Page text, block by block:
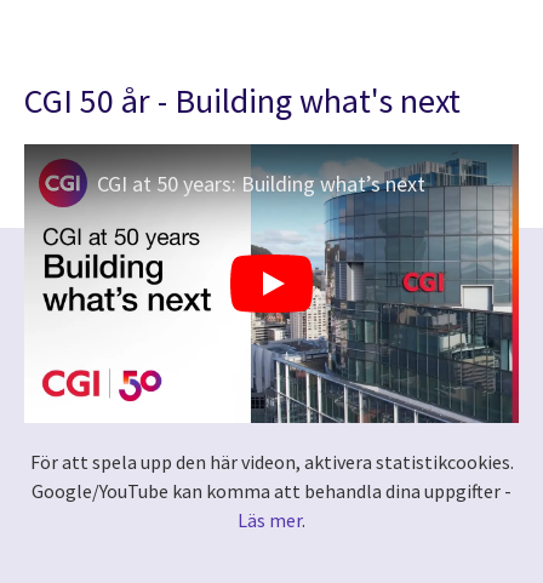
CGI 50 år - Building what's next
CGI at 50 years: Building what’s next
För att spela upp den här videon, aktivera statistikcookies.
Google/YouTube kan komma att behandla dina uppgifter -
Läs mer.